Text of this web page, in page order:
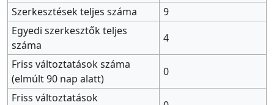
Szerkesztések teljes száma
9
Egyedi szerkesztők teljes
száma
4
Friss változtatások száma
(elmúlt 90 nap alatt)
0
Friss változtatások